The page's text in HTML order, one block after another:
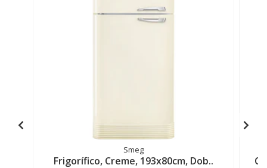
Smeg
Frigorífico, Creme, 193x80cm, Dob..